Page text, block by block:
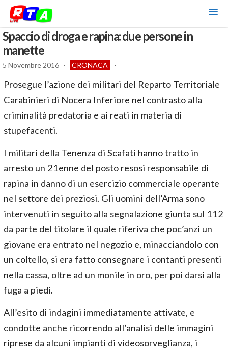
Spaccio di droga e rapina: due persone in
manette
5 Novembre 2016 - CRONACA -
Prosegue l’azione dei militari del Reparto Territoriale
Carabinieri di Nocera Inferiore nel contrasto alla
criminalità predatoria e ai reati in materia di
stupefacenti.
I militari della Tenenza di Scafati hanno tratto in
arresto un 21enne del posto resosi responsabile di
rapina in danno di un esercizio commerciale operante
nel settore dei preziosi. Gli uomini dell’Arma sono
intervenuti in seguito alla segnalazione giunta sul 112
da parte del titolare il quale riferiva che poc’anzi un
giovane era entrato nel negozio e, minacciandolo con
un coltello, si era fatto consegnare i contanti presenti
nella cassa, oltre ad un monile in oro, per poi darsi alla
fuga a piedi.
All’esito di indagini immediatamente attivate, e
condotte anche ricorrendo all’analisi delle immagini
riprese da alcuni impianti di videosorveglianza, i